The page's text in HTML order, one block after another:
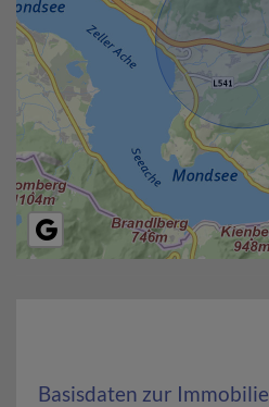
Basisdaten zur Immobilie